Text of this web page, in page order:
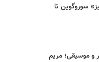
سوروگوین تا
تئاتر و موسیقی؛ مریم